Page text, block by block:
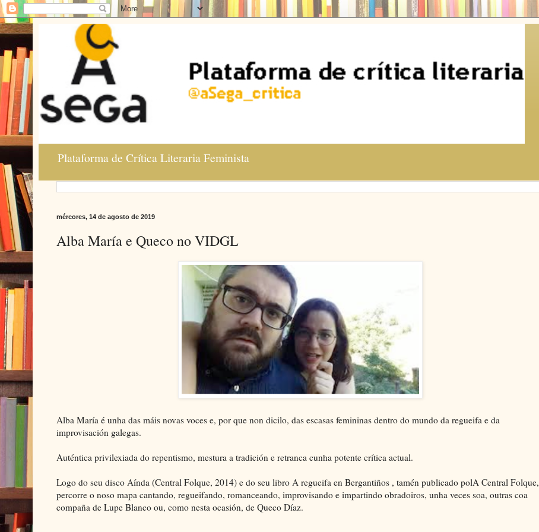
Plataforma de Crítica Literaria Feminista
mércores, 14 de agosto de 2019
Alba María e Queco no VIDGL
Alba María é unha das máis novas voces e, por que non dicilo, das escasas femininas dentro do mundo da regueifa e da
improvisación galegas.
Auténtica privilexiada do repentismo, mestura a tradición e retranca cunha potente crítica actual.
Logo do seu disco Aínda (Central Folque, 2014) e do seu libro A regueifa en Bergantiños , tamén publicado polA Central Folque,
percorre o noso mapa cantando, regueifando, romanceando, improvisando e impartindo obradoiros, unha veces soa, outras coa
compaña de Lupe Blanco ou, como nesta ocasión, de Queco Díaz.